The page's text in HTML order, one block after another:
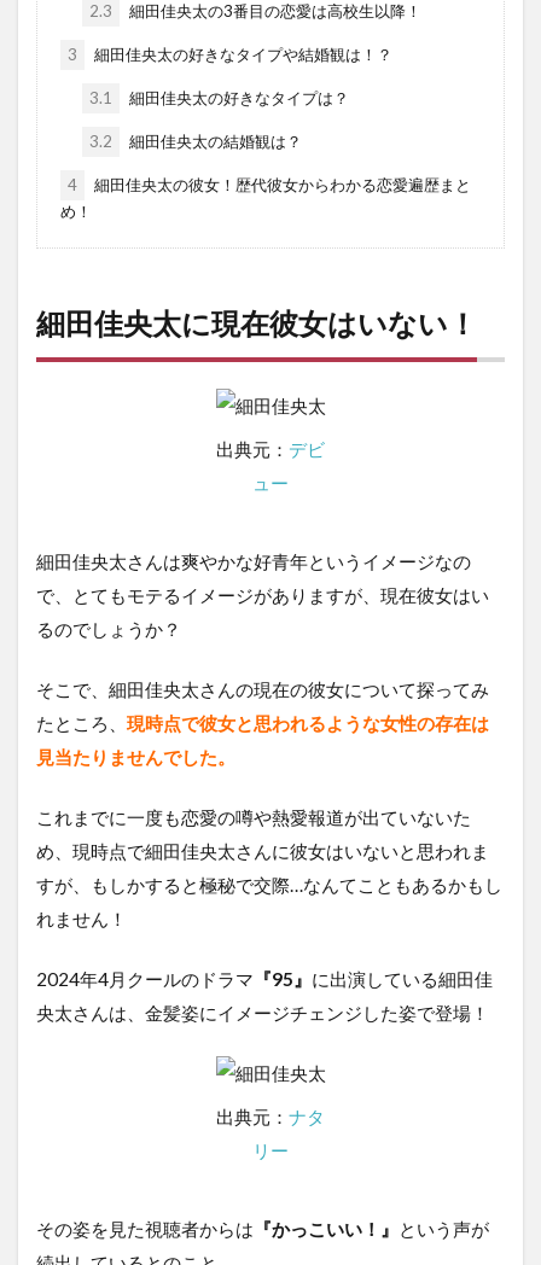
2.3 細田佳央太の3番目の恋愛は高校生以降！
3 細田佳央太の好きなタイプや結婚観は！？
3.1 細田佳央太の好きなタイプは？
3.2 細田佳央太の結婚観は？
4
細田佳央太の彼女！歴代彼女からわかる恋愛遍歴まと
め！
細田佳央太に現在彼女はいない！
出典元： デビ
ュー
細田佳央太さんは爽やかな好青年というイメージなの
で、とてもモテるイメージがありますが、現在彼女はい
るのでしょうか？
そこで、細田佳央太さんの現在の彼女について探ってみ
たところ、 現時点で彼女と思われるような女性の存在は
見当たりませんでした。
これまでに一度も恋愛の噂や熱愛報道が出ていないた
め、現時点で細田佳央太さんに彼女はいないと思われま
すが、もしかすると極秘で交際…なんてこともあるかもし
れません！
2024年4月クールのドラマ 『95』 に出演している細田佳
央太さんは、金髪姿にイメージチェンジした姿で登場！
出典元： ナタ
リー
その姿を見た視聴者からは 『かっこいい！』 という声が